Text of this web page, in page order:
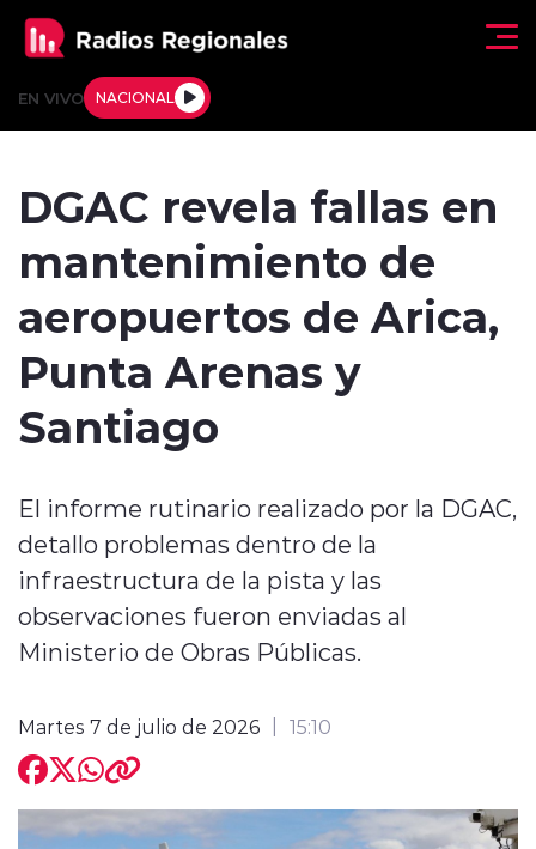
EN VIVO NACIONAL
Deportes
Internacional
Entrevistas
DGAC revela fallas en
mantenimiento de
aeropuertos de Arica,
Punta Arenas y
Santiago
El informe rutinario realizado por la DGAC,
detallo problemas dentro de la
infraestructura de la pista y las
observaciones fueron enviadas al
Ministerio de Obras Públicas.
Martes 7 de julio de 2026 15:10